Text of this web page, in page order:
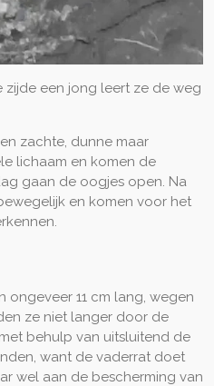
zijde een jong leert ze de weg
zachte, dunne maar
lichaam en komen de
gaan de oogjes open. Na
en komen voor het
ongeveer 11 cm lang, wegen
ze niet langer door de
behulp van uitsluitend de
want de vaderrat doet
wel aan de bescherming van